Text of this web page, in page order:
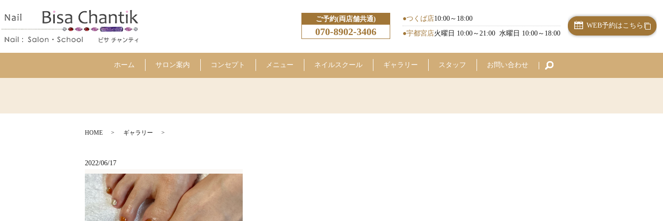
ご予約(両店舗共通)
070-8902-3406
●つくば店10:00～18:00
●宇都宮店火曜日 10:00～21:00 水曜日 10:00～18:00
WEB予約はこちら
ホーム サロン案内 コンセプト メニュー ネイルスクール ギャラリー スタッフ お問い合わせ
HOME ギャラリー
2022/06/17